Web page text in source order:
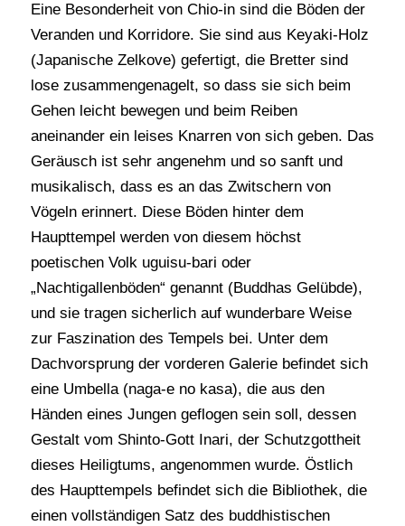
Eine Besonderheit von Chio-in sind die Böden der
Veranden und Korridore. Sie sind aus Keyaki-Holz
(Japanische Zelkove) gefertigt, die Bretter sind
lose zusammengenagelt, so dass sie sich beim
Gehen leicht bewegen und beim Reiben
aneinander ein leises Knarren von sich geben. Das
Geräusch ist sehr angenehm und so sanft und
musikalisch, dass es an das Zwitschern von
Vögeln erinnert. Diese Böden hinter dem
Haupttempel werden von diesem höchst
poetischen Volk uguisu-bari oder
„Nachtigallenböden“ genannt (Buddhas Gelübde),
und sie tragen sicherlich auf wunderbare Weise
zur Faszination des Tempels bei. Unter dem
Dachvorsprung der vorderen Galerie befindet sich
eine Umbella (naga-e no kasa), die aus den
Händen eines Jungen geflogen sein soll, dessen
Gestalt vom Shinto-Gott Inari, der Schutzgottheit
dieses Heiligtums, angenommen wurde. Östlich
des Haupttempels befindet sich die Bibliothek, die
einen vollständigen Satz des buddhistischen